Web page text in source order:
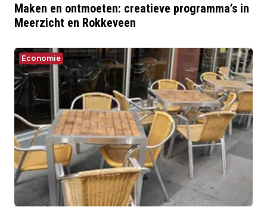
Maken en ontmoeten: creatieve programma’s in
Meerzicht en Rokkeveen
Economie